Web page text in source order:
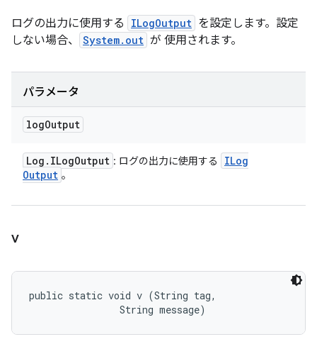
ログの出力に使用する ILogOutput を設定します。設定
しない場合、
System.out が 使用されます。
パラメータ
logOutput
Log . ILogOutput : ログの出力に使用する
ILog
Output 。
v
public static void v (String tag,
                String message)